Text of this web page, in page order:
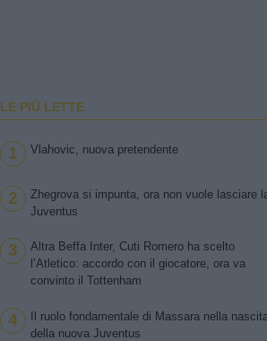
LE PIÙ LETTE
1 Vlahovic, nuova pretendente
2
Zhegrova si impunta, ora non vuole lasciare
Juventus
3
Altra Beffa Inter, Cuti Romero ha scelto
l’Atletico: accordo con il giocatore, ora va
convinto il Tottenham
4
Il ruolo fondamentale di Massara nella nascita
della nuova Juventus